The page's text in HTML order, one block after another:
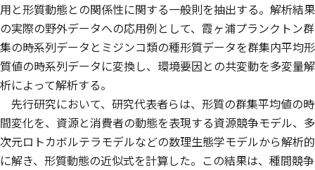
用と形質動態との関係性に関する一般則を抽出する。解析結果
の実際の野外データへの応用例として、霞ヶ浦プランクトン群
集の時系列データとミジンコ類の種形質データを群集内平均形
質値の時系列データに変換し、環境要因との共変動を多変量解
析によって解析する。
先行研究において、研究代表者らは、形質の群集平均値の時
間変化を、資源と消費者の動態を表現する資源競争モデル、多
次元ロトカボルテラモデルなどの数理生態学モデルから解析的
に解き、形質動態の近似式を計算した。この結果は、種間競争